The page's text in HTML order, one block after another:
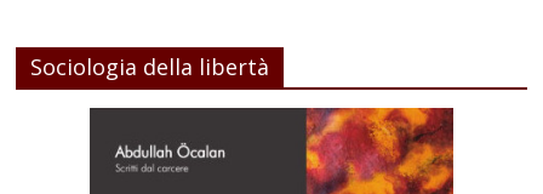
Sociologia della libertà